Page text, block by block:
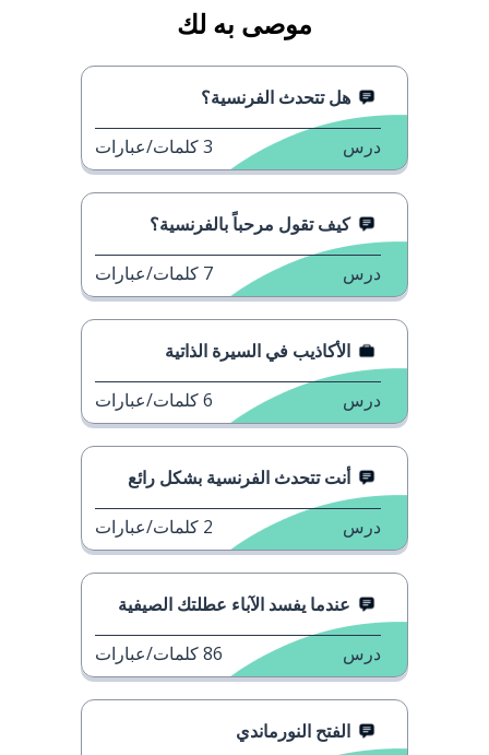
موصى به لك
هل تتحدث الفرنسية؟
درس 3كلمات/عبارات
كيف تقول مرحباً بالفرنسية؟
درس 7 كلمات/عبارات
الأكاذيب في السيرة الذاتية
درس 6كلمات/عبارات
أنت تتحدث الفرنسية بشكل رائع
درس 2 كلمات/عبارات
عندما يفسد الآباء عطلتك الصيفية
درس 86كلمات/عبارات
الفتح النورماندي